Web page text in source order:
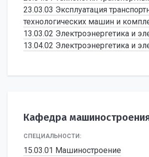
23.03.03 Эксплуатация
технологических машин и
13.03.02 Электроэнергетика и
13.04.02 Электроэнергетика и
Кафедра
СПЕЦИАЛЬНОСТИ:
15.03.01 Машиностроение